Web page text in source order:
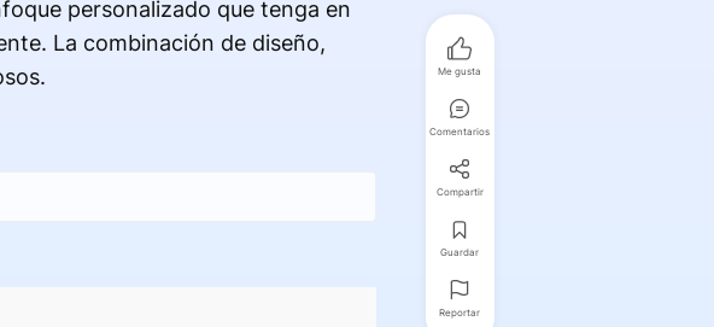
personalizado que tenga en
La combinación de diseño,
Me gusta
Comentarios
Compartir
Guardar
Reportar